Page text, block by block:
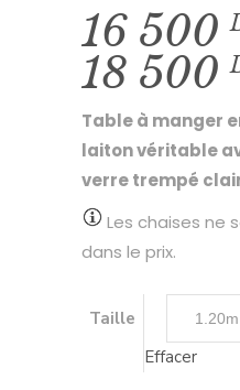
16 500
18 500
Table à manger
laiton véritable
verre trempé
Les chaises ne
dans le prix.
Taille
Effacer